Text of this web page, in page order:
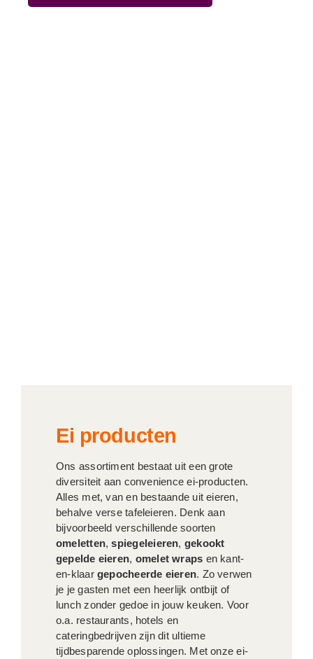
Ei producten
Ons assortiment bestaat uit een grote
diversiteit aan convenience ei-producten.
Alles met, van en bestaande uit eieren,
behalve verse tafeleieren. Denk aan
bijvoorbeeld verschillende soorten
omeletten,spiegeleieren, gekookt
gepelde eieren, omelet wraps en kant-
en-klaargepocheerde eieren. Zo verwen
je je gasten met een heerlijk ontbijt of
lunch zonder gedoe in jouw keuken. Voor
o.a. restaurants, hotels en
cateringbedrijven zijn dit ultieme
tijdbesparende oplossingen. Met onze ei-